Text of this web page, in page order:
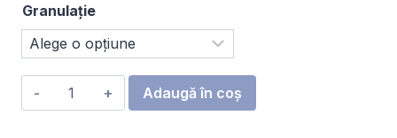
Granulație
Cantitate
Bandă
Adaugă în coș